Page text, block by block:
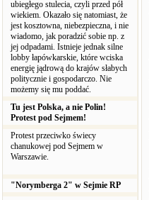
ubiegłego stulecia, czyli przed pół
wiekiem. Okazało się natomiast, że
jest kosztowna, niebezpieczna, i nie
wiadomo, jak poradzić sobie np. z
jej odpadami. Istnieje jednak silne
lobby łapówkarskie, które wciska
energię jądrową do krajów słabych
politycznie i gospodarczo. Nie
możemy się mu poddać.
Tu jest Polska, a nie Polin!
Protest pod Sejmem!
Protest przeciwko świecy
chanukowej pod Sejmem w
Warszawie.
"Norymberga 2" w Sejmie RP